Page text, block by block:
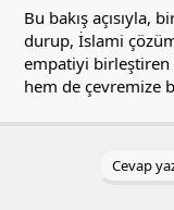
Bu bakış açısıyla,
durup, İslami
empatiyi birleştiren
hem de çevremize
Cevap